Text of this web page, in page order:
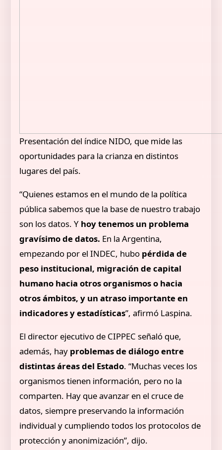
Presentación del índice NIDO, que mide las
oportunidades para la crianza en distintos
lugares del país.
“Quienes estamos en el mundo de la política
pública sabemos que la base de nuestro trabajo
son los datos. Y hoy tenemos un problema
gravísimo de datos. En la Argentina,
empezando por el INDEC, hubo pérdida de
peso institucional, migración de capital
humano hacia otros organismos o hacia
otros ámbitos, y un atraso importante en
indicadores y estadísticas”, afirmó Laspina.
El director ejecutivo de CIPPEC señaló que,
además, hay problemas de diálogo entre
distintas áreas del Estado. “Muchas veces los
organismos tienen información, pero no la
comparten. Hay que avanzar en el cruce de
datos, siempre preservando la información
individual y cumpliendo todos los protocolos de
protección y anonimización”, dijo.